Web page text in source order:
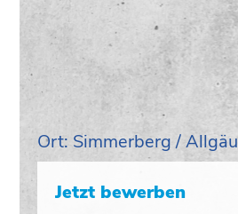
Ort: Simmerberg / Allgäu
Jetzt bewerben